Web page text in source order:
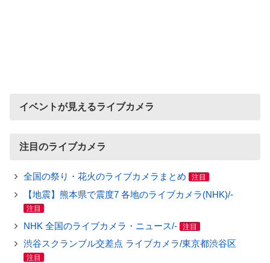
イベントが見えるライブカメラ
注目のライブカメラ
全国の祭り・花火のライブカメラまとめ 注目
【地震】熊本県で震度7 各地のライブカメラ(NHK)/-
注目
NHK 全国のライブカメラ・ニュース/- 注目
渋谷スクランブル交差点 ライブカメラ/東京都渋谷区
注目